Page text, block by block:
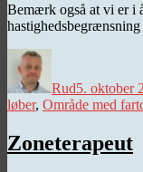
Bemærk også at vi er i
Rud5. oktober
løber, Område med
Zoneterapeut